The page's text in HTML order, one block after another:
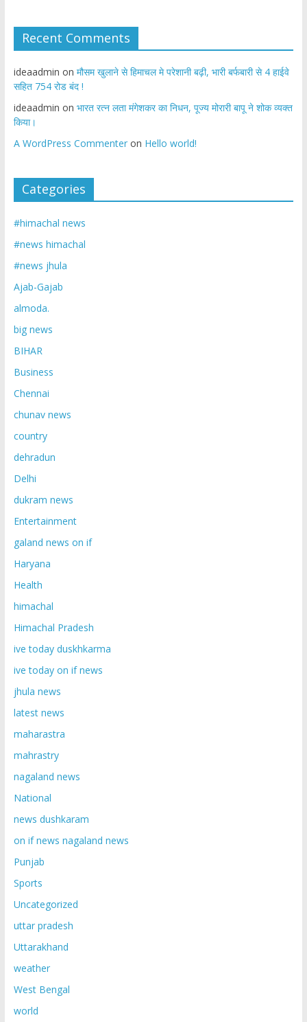
Recent Comments
ideaadmin on मौसम खुलाने से हिमाचल मे परेशानी बढ़ी, भारी बर्फबारी से 4 हाईवे
सहित 754 रोड बंद !
ideaadmin on भारत रत्न लता मंगेशकर का निधन, पूज्य मोरारी बापू ने शोक व्यक्त
किया।
A WordPress Commenteron Hello world!
Categories
#himachal news
#news himachal
#news jhula
Ajab-Gajab
almoda.
big news
BIHAR
Business
Chennai
chunav news
country
dehradun
Delhi
dukram news
Entertainment
galand news on if
Haryana
Health
himachal
Himachal Pradesh
ive today duskhkarma
ive today on if news
jhula news
latest news
maharastra
mahrastry
nagaland news
National
news dushkaram
on if news nagaland news
Punjab
Sports
Uncategorized
uttar pradesh
Uttarakhand
weather
West Bengal
world